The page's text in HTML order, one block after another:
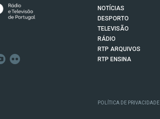
NOTÍCIAS
DESPORTO
TELEVISÃO
RÁDIO
RTP ARQUIVOS
RTP ENSINA
POLÍTICA DE PRIVACIDADE